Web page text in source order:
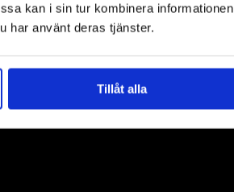
kan i sin tur kombinera informationen
har använt deras tjänster.
Tillåt alla